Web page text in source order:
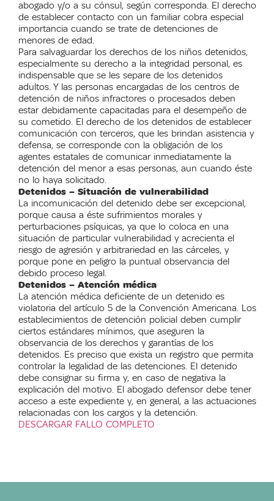
abogado y/o a su cónsul, según corresponda. El derecho
de establecer contacto con un familiar cobra especial
importancia cuando se trate de detenciones de
menores de edad.
Para salvaguardar los derechos de los niños detenidos,
especialmente su derecho a la integridad personal, es
indispensable que se les separe de los detenidos
adultos. Y las personas encargadas de los centros de
detención de niños infractores o procesados deben
estar debidamente capacitadas para el desempeño de
su cometido. El derecho de los detenidos de establecer
comunicación con terceros, que les brindan asistencia y
defensa, se corresponde con la obligación de los
agentes estatales de comunicar inmediatamente la
detención del menor a esas personas, aun cuando éste
no lo haya solicitado.
Detenidos – Situación de vulnerabilidad
La incomunicación del detenido debe ser excepcional,
porque causa a éste sufrimientos morales y
perturbaciones psíquicas, ya que lo coloca en una
situación de particular vulnerabilidad y acrecienta el
riesgo de agresión y arbitrariedad en las cárceles, y
porque pone en peligro la puntual observancia del
debido proceso legal.
Detenidos – Atención médica
La atención médica deficiente de un detenido es
violatoria del artículo 5 de la Convención Americana. Los
establecimientos de detención policial deben cumplir
ciertos estándares mínimos, que aseguren la
observancia de los derechos y garantías de los
detenidos. Es preciso que exista un registro que permita
controlar la legalidad de las detenciones. El detenido
debe consignar su firma y, en caso de negativa la
explicación del motivo. El abogado defensor debe tener
acceso a este expediente y, en general, a las actuaciones
relacionadas con los cargos y la detención.
DESCARGAR FALLO COMPLETO